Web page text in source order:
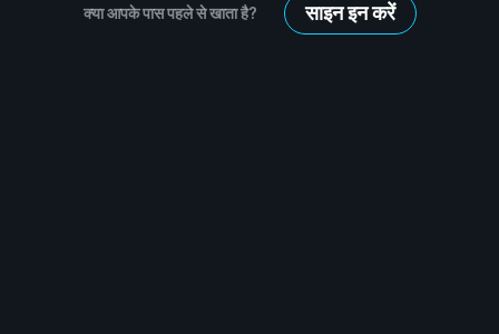
क्या आपके पास पहले से खाता है? साइन इन करें